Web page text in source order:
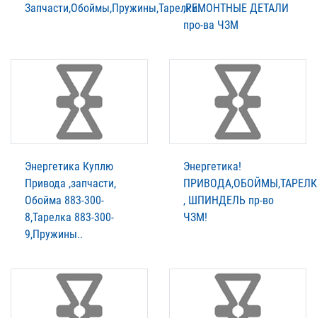
Запчасти,Обоймы,Пружины,Тарелки..,РЕМОНТНЫЕ ДЕТАЛИ
про-ва ЧЗМ
Энергетика Куплю
Привода ,запчасти,
Обойма 883-300-
8,Тарелка 883-300-
9,Пружины..
Энергетика!
, ШПИНДЕЛЬ пр-во
ЧЗМ!